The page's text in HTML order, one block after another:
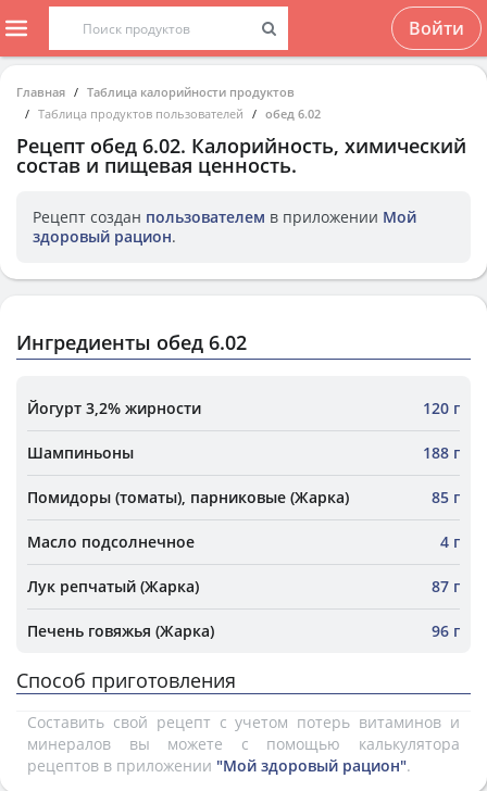
Войти
Главная
Таблица калорийности продуктов
Таблица продуктов пользователей
обед 6.02
Рецепт обед 6.02. Калорийность, химический
состав и пищевая ценность.
Рецепт создан пользователем в приложении Мой
здоровый рацион.
Ингредиенты обед 6.02
Йогурт 3,2% жирности 120 г
Шампиньоны 188 г
Помидоры (томаты), парниковые (Жарка) 85 г
Масло подсолнечное 4 г
Лук репчатый (Жарка) 87 г
Печень говяжья (Жарка) 96 г
Способ приготовления
Составить свой рецепт с учетом потерь витаминов и
минералов вы можете с помощью калькулятора
рецептов в приложении "Мой здоровый рацион".